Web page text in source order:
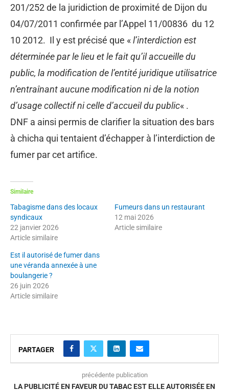
201/252 de la juridiction de proximité de Dijon du
04/07/2011 confirmée par l’Appel 11/00836 du 12
10 2012. Il y est précisé que «l’interdiction est
déterminée par le lieu et le fait qu’il accueille du
public, la modification de l’entité juridique utilisatrice
n’entraînant aucune modification ni de la notion
d’usage collectif ni celle d’accueil du public« .
DNF a ainsi permis de clarifier la situation des bars
à chicha qui tentaient d’échapper à l’interdiction de
fumer par cet artifice.
Similaire
Tabagisme dans des locaux
syndicaux
22 janvier 2026
Article similaire
Fumeurs dans un restaurant
12 mai 2026
Article similaire
Est il autorisé de fumer dans
une véranda annexée à une
boulangerie ?
26 juin 2026
Article similaire
PARTAGER
précédente publication
LA PUBLICITÉ EN FAVEUR DU TABAC EST ELLE AUTORISÉE EN